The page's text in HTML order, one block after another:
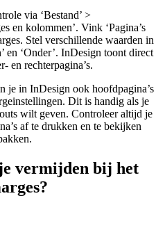
via ‘Bestand’ >
en kolommen’. Vink ‘Pagina’s
Stel verschillende waarden in
en ‘Onder’. InDesign toont direct
en rechterpagina’s.
je in InDesign ook hoofdpagina’s
Dit is handig als je
wilt geven. Controleer altijd je
af te drukken en te bekijken
vermijden bij het